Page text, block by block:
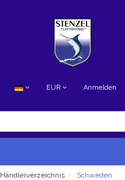
EUR Anmelden
Händlerverzeichnis Schweden